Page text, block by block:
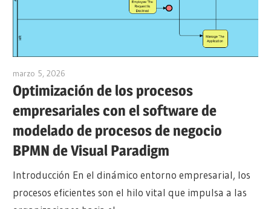
marzo 5, 2026
Optimización de los procesos
empresariales con el software de
modelado de procesos de negocio
BPMN de Visual Paradigm
Introducción En el dinámico entorno empresarial, los
procesos eficientes son el hilo vital que impulsa a las